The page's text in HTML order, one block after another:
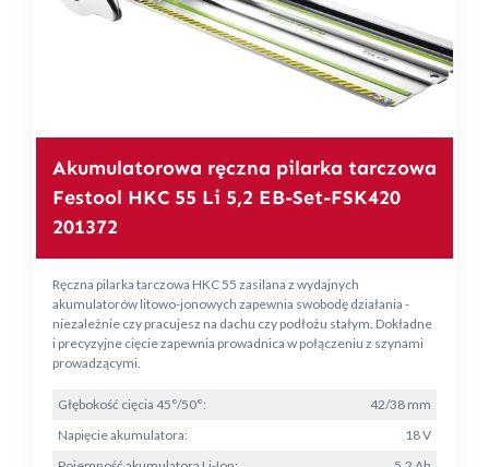
Akumulatorowa ręczna pilarka tarczowa
Festool HKC 55 Li 5,2 EB-Set-FSK420
201372
Ręczna pilarka tarczowa HKC 55 zasilana z wydajnych
akumulatorów litowo-jonowych zapewnia swobodę działania -
niezależnie czy pracujesz na dachu czy podłożu stałym. Dokładne
i precyzyjne cięcie zapewnia prowadnica w połączeniu z szynami
prowadzącymi.
Głębokość cięcia 45°/50°:
42/38 mm
Napięcie akumulatora:
18 V